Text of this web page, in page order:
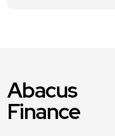
Abacus
Finance